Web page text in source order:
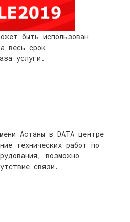
быть использован
весь срок
услуги.
Астаны в DATA центре
технических работ по
возможно
связи.